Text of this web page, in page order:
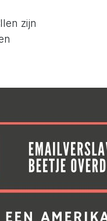
zijn